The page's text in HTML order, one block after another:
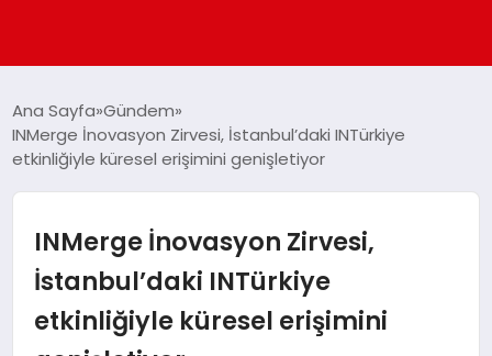
GÜNDEM
DÜNYA
EĞITIM
Ana Sayfa Gündem
INMerge İnovasyon Zirvesi, İstanbul’daki INTürkiye
etkinliğiyle küresel erişimini genişletiyor
INMerge İnovasyon Zirvesi,
İstanbul’daki INTürkiye
etkinliğiyle küresel erişimini